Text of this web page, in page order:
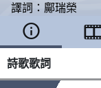
譯詞： 鄺瑞榮

詩歌歌詞